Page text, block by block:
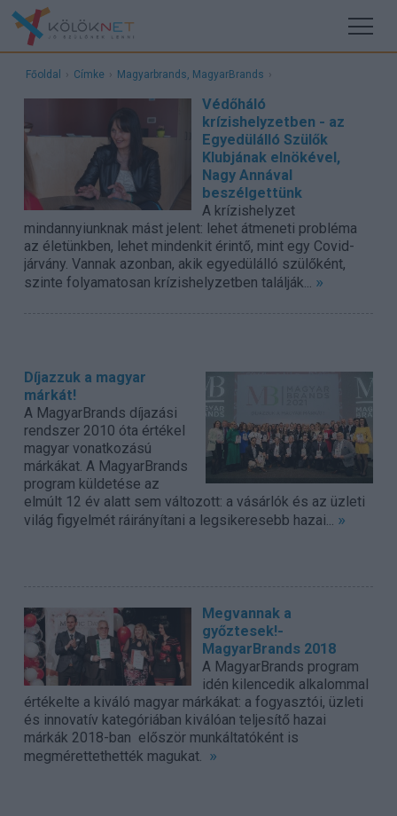
Főoldal › Címke › Magyarbrands, MagyarBrands ›
Védőháló
krízishelyzetben - az
Egyedülálló Szülők
Klubjának elnökével,
Nagy Annával
beszélgettünk
A krízishelyzet
mindannyiunknak mást jelent: lehet átmeneti probléma
az életünkben, lehet mindenkit érintő, mint egy Covid-
járvány. Vannak azonban, akik egyedülálló szülőként,
szinte folyamatosan krízishelyzetben találják... »
Díjazzuk a magyar
márkát!
A MagyarBrands díjazási
rendszer 2010 óta értékel
magyar vonatkozású
márkákat. A MagyarBrands
program küldetése az
elmúlt 12 év alatt sem változott: a vásárlók és az üzleti
világ figyelmét ráirányítani a legsikeresebb hazai... »
Megvannak a
győztesek!-
MagyarBrands 2018
A MagyarBrands program
idén kilencedik alkalommal
értékelte a kiváló magyar márkákat: a fogyasztói, üzleti
és innovatív kategóriában kiválóan teljesítő hazai
márkák 2018-ban először munkáltatóként is
megmérettethették magukat. »